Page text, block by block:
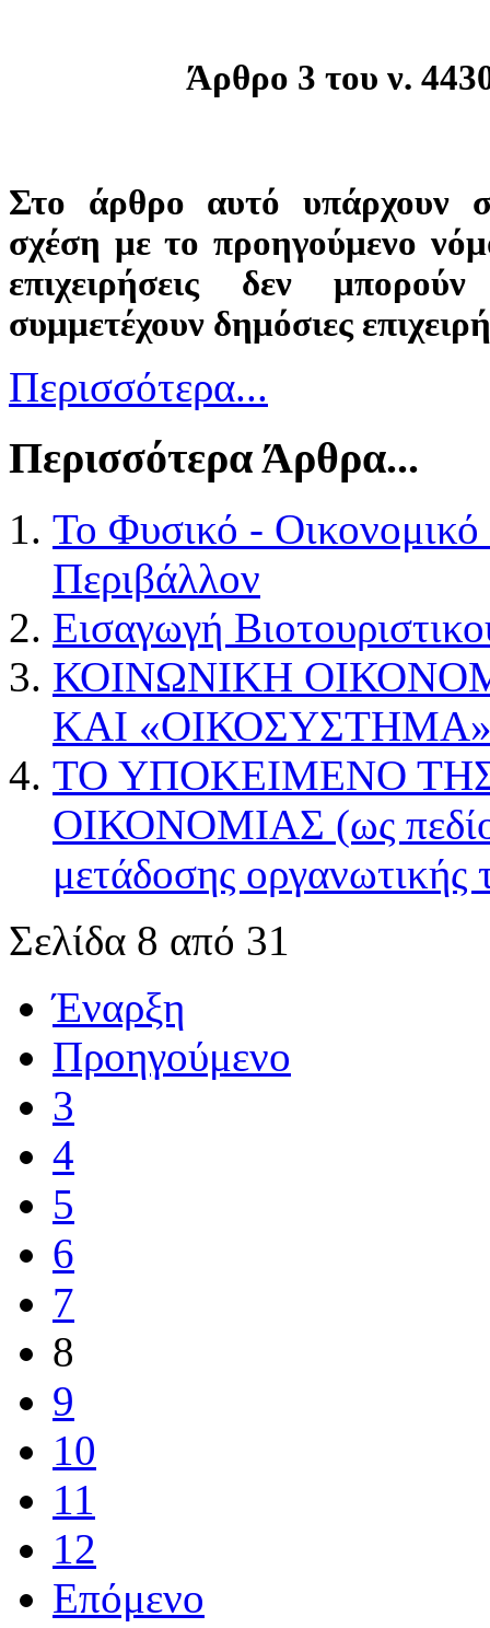
Άρθρο 3 του ν.
Στο άρθρο αυτό υπάρχουν
σχέση με το προηγούμενο
επιχειρήσεις δεν
συμμετέχουν δημόσιες
Περισσότερα...
Περισσότερα Άρθρα...
Το Φυσικό -
Περιβάλλον
Εισαγωγή
ΚΟΙΝΩΝΙΚΗ
ΚΑΙ
ΤΟ ΥΠΟΚΕΙΜΕΝΟ
ΟΙΚΟΝΟΜΙΑΣ (ως πεδίο
μετάδοσης οργανωτικής
Σελίδα 8 από 31
Έναρξη
Προηγούμενο
3
4
5
6
7
8
9
10
11
12
Επόμενο